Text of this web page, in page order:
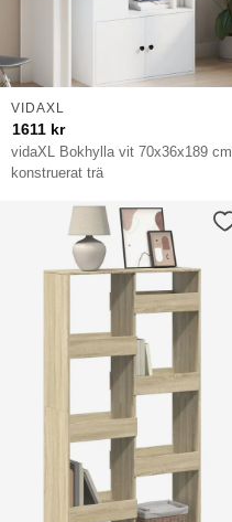
vidaXL Bokhylla vit 70x36x189 cm
konstruerat trä
VIDAXL
1611 kr